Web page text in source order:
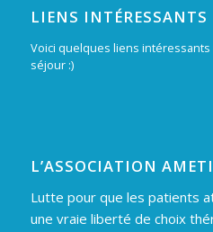
LIENS INTÉRESSANTS
Voici quelques liens
séjour :)
L’ASSOCIATION
Lutte pour que les patients
une vraie liberté de choix